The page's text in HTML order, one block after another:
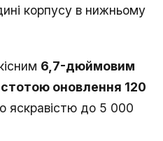
корпусу в нижньому
6,7-дюймовим
оновлення 120
яскравістю до 5 000